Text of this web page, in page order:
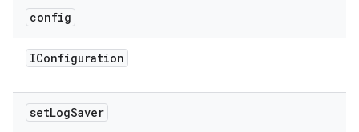
config
IConfiguration
setLogSaver